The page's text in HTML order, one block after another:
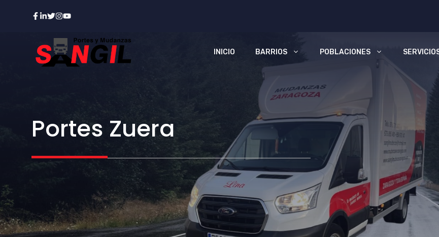
INICIO BARRIOS POBLACIONES
Portes Zuera